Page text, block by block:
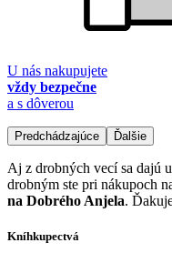
U nás nakupujete
vždy bezpečne
a s dôverou
Predchádzajúce Ďalšie
Aj z drobných vecí sa dajú
drobným ste pri nákupoch
na Dobrého Anjela.
Kníhkupectvá